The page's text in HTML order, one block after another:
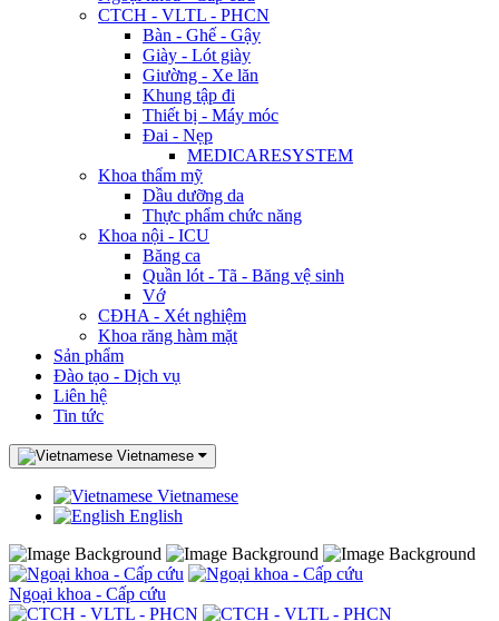
CTCH - VLTL - PHCN
Bàn - Ghế - Gậy
Giày - Lót giày
Giường - Xe lăn
Khung tập đi
Thiết bị - Máy móc
Đai - Nẹp
MEDICARESYSTEM
Khoa thẩm mỹ
Dầu dưỡng da
Thực phẩm chức năng
Khoa nội - ICU
Băng ca
Quần lót - Tã - Băng vệ sinh
Vớ
CĐHA - Xét nghiệm
Khoa răng hàm mặt
Sản phẩm
Đào tạo - Dịch vụ
Liên hệ
Tin tức
Vietnamese
Vietnamese
English
Ngoại khoa - Cấp cứu